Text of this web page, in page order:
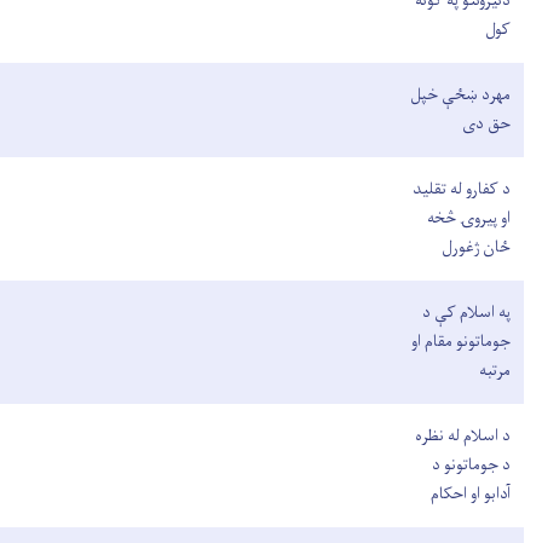
کول
مهرد ښځې خپل
حق دی
د کفارو له تقلید
او پیروۍ څخه
ځان ژغورل
په اسلام کې د
جوماتونو مقام او
مرتبه
د اسلام له نظره
د جوماتونو د
آدابو او احکام